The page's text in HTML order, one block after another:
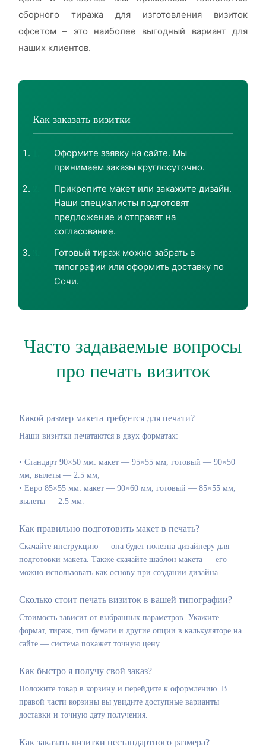
сборного тиража для изготовления визиток
офсетом – это наиболее выгодный вариант для
наших клиентов.
Как заказать визитки
Оформите заявку на сайте. Мы
принимаем заказы круглосуточно.
Прикрепите макет или закажите дизайн.
Наши специалисты подготовят
предложение и отправят на
согласование.
Готовый тираж можно забрать в
типографии или оформить доставку по
Сочи.
Часто задаваемые вопросы
про печать визиток
Какой размер макета требуется для печати?
Наши визитки печатаются в двух форматах:
• Стандарт 90×50 мм: макет — 95×55 мм, готовый — 90×50
мм, вылеты — 2.5 мм;
• Евро 85×55 мм: макет — 90×60 мм, готовый — 85×55 мм,
вылеты — 2.5 мм.
Как правильно подготовить макет в печать?
Скачайте инструкцию — она будет полезна дизайнеру для
подготовки макета. Также скачайте шаблон макета — его
можно использовать как основу при создании дизайна.
Сколько стоит печать визиток в вашей типографии?
Стоимость зависит от выбранных параметров. Укажите
формат, тираж, тип бумаги и другие опции в калькуляторе на
сайте — система покажет точную цену.
Как быстро я получу свой заказ?
Положите товар в корзину и перейдите к оформлению. В
правой части корзины вы увидите доступные варианты
доставки и точную дату получения.
Как заказать визитки нестандартного размера?